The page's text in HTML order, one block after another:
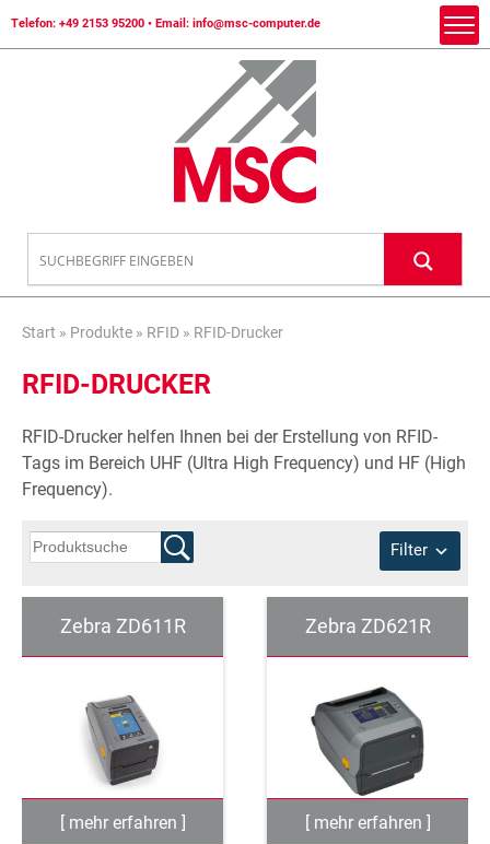
Telefon: +49 2153 95200 • Email: info@msc-computer.de
Start » Produkte » RFID » RFID-Drucker
RFID-DRUCKER
RFID-Drucker helfen Ihnen bei der Erstellung von RFID-
Tags im Bereich UHF (Ultra High Frequency) und HF (High
Frequency).
Filter
Zebra ZD611R Zebra ZD621R